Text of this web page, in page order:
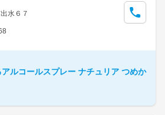
水６７
ルコールスプレー ナチュリア つめか